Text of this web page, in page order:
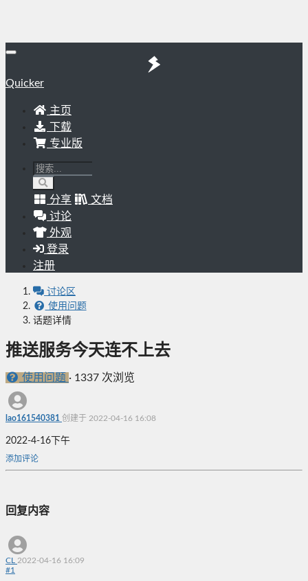
Quicker
主页
下载
专业版
分享
文档
讨论
外观
登录
注册
讨论区
使用问题
话题详情
推送服务今天连不上去
使用问题 · 1337 次浏览
lao161540381 创建于 2022-04-16 16:08
2022-4-16下午
添加评论
回复内容
CL 2022-04-16 16:09
#1